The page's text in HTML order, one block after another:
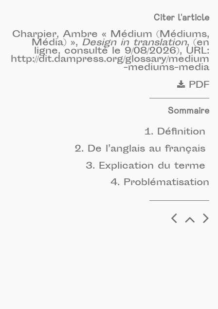
Citer l'article
Charpier, Ambre « Médium (Médiums,
Média) », Design in translation, (en
ligne, consulté le 9/08/2026), URL:
http://dit.dampress.org/glossary/medium
-mediums-media
PDF
Sommaire
1. Définition
2. De l’anglais au français
3. Explication du terme
4. Problématisation